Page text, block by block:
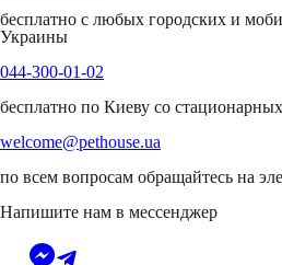
бесплатно с любых городских и
Украины
044-300-01-02
бесплатно по Киеву со
welcome@pethouse.ua
по всем вопросам обращайтесь на
Напишите нам в мессенджер